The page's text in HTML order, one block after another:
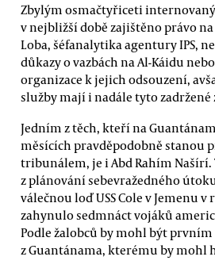
Zbylým osmačtyřiceti
v nejbližší době zajištěno právo na
Loba, šéfanalytika agentury IPS,
důkazy o vazbách na Al-Káidu
organizace k jejich odsouzení,
služby mají i nadále tyto zadržené
Jedním z těch, kteří na
měsících pravděpodobně stanou
tribunálem, je i Abd Rahím Našírí.
z plánování sebevražedného
válečnou loď USS Cole v Jemenu
zahynulo sedmnáct vojáků
Podle žalobců by mohl být prvním
z Guantánama, kterému by mohl